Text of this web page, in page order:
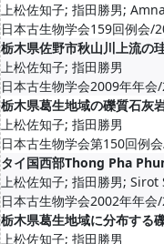
上松佐知子; 指田勝男;
日本古生物学会159回例会/
栃木県佐野市秋山川上流の
上松佐知子; 指田勝男
日本古生物学会2009年年
栃木県葛生地域の礫質石灰
上松佐知子; 指田勝男
日本古生物学会第150回例
タイ国西部Thong Pha
上松佐知子; 指田勝男;
日本古生物学会2002年年
栃木県葛生地域に分布する
上松佐知子; 指田勝男